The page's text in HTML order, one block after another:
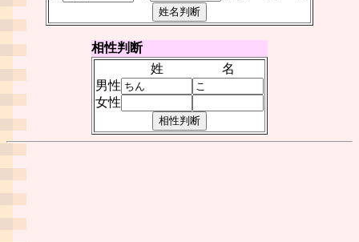
相性判断
姓
名
男性
女性